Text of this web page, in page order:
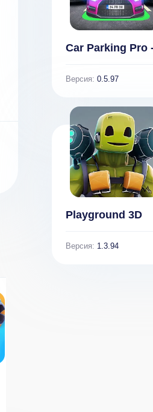
Car Parking Pro
Версия: 0.5.97
Playground 3D
Версия: 1.3.94